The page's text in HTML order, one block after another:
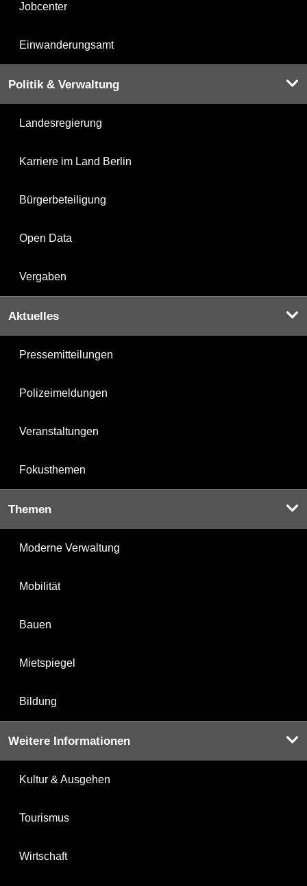
Jobcenter
Einwanderungsamt
Politik & Verwaltung
Landesregierung
Karriere im Land Berlin
Bürgerbeteiligung
Open Data
Vergaben
Aktuelles
Pressemitteilungen
Polizeimeldungen
Veranstaltungen
Fokusthemen
Themen
Moderne Verwaltung
Mobilität
Bauen
Mietspiegel
Bildung
Weitere Informationen
Kultur & Ausgehen
Tourismus
Wirtschaft